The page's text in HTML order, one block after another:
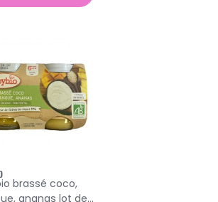
brassé coco,
ananas lot de